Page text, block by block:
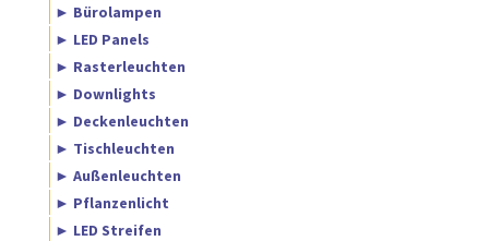
► Bürolampen
► LED Panels
► Rasterleuchten
► Downlights
► Deckenleuchten
► Tischleuchten
► Außenleuchten
► Pflanzenlicht
► LED Streifen